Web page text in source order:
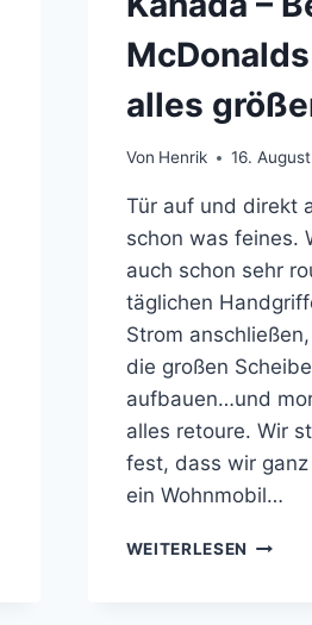
alles
Von Henrik 16.
Tür auf und direkt
schon was feines.
auch schon sehr
täglichen
Strom
die großen
aufbauen…und
alles retoure. Wir
fest, dass wir
ein Wohnmobil…
WEITERLESEN KANADA